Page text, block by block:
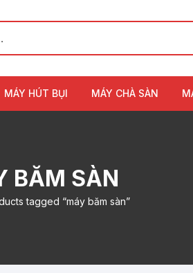
MÁY HÚT BỤI MÁY CHÀ SÀN
BĂM SÀN
tagged “máy băm sàn”